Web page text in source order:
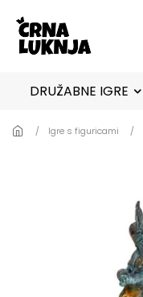
DRUŽABNE IGRE
Igre s figuricami